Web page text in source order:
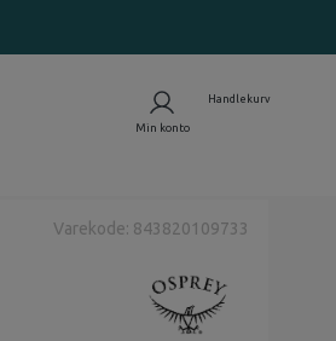
Varekode: 843820109733